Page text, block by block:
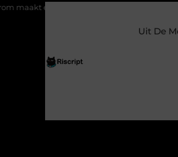
kaart ieder moment bijzonder
Uit De